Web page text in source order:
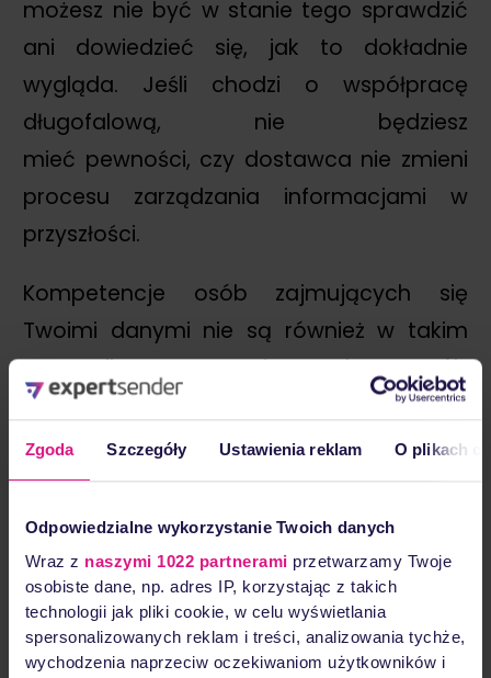
Zgoda Szczegóły Ustawienia reklam O plikach
Odpowiedzialne wykorzystanie Twoich danych
Wraz z naszymi 1022 partnerami przetwarzamy Twoje
osobiste dane, np. adres IP, korzystając z takich
technologii jak pliki cookie, w celu wyświetlania
spersonalizowanych reklam i treści, analizowania tychże,
wychodzenia naprzeciw oczekiwaniom użytkowników i
możesz nie być w stanie tego sprawdzić
ani dowiedzieć się, jak to dokładnie
wygląda. Jeśli chodzi o współpracę
długofalową, nie będziesz
mieć pewności, czy dostawca nie zmieni
procesu zarządzania informacjami w
przyszłości.
Kompetencje osób zajmujących się
Twoimi danymi nie są również w takim
przypadku pewne, ani w żaden sposób
sprawdzane. A jeśli standardy zarządzania
informacjami nie obowiązują globalnie,
możesz napotkać na problemy w
niektórych obszarach działalności
biznesowej.
Dlatego lepiej zdecydować się na
dostawcę usług z certyfikatem